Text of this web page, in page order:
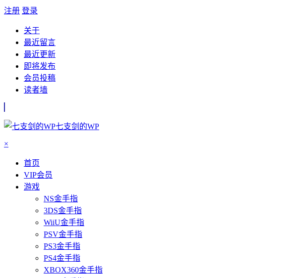
注册 登录
关于
最近留言
最近更新
即将发布
会员投稿
读者墙
七支剑的WP
×
首页
VIP会员
游戏
NS金手指
3DS金手指
WiiU金手指
PSV金手指
PS3金手指
PS4金手指
XBOX360金手指